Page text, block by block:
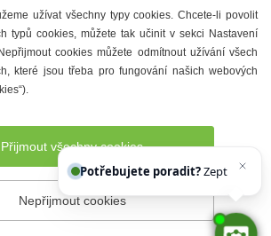
Restaurace
muzeum a galerie
Denní meníčka
Správce webu
užívat všechny typy cookies. Chcete-li povolit
typů cookies, můžete tak učinit v sekci Nastavení
cookies můžete odmítnout užívání všech
které jsou třeba pro fungování našich webových
Přijmout všechny cookies
Nepřijmout cookies
Potřebujete poradit? Zeptejte se na